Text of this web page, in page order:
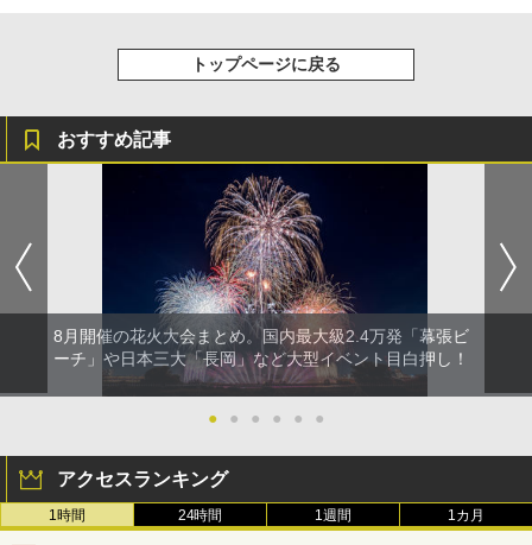
トップページに戻る
おすすめ記事
8月開催の花火大会まとめ。国内最大級2.4万発「幕張ビ
ーチ」や日本三大「長岡」など大型イベント目白押し！
● ● ● ● ● ●
アクセスランキング
1時間 24時間 1週間 1カ月